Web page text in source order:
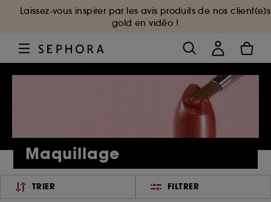
Laissez-vous inspirer par les avis produits de nos client(e)s
gold en vidéo !
Maquillage
TRIER FILTRER